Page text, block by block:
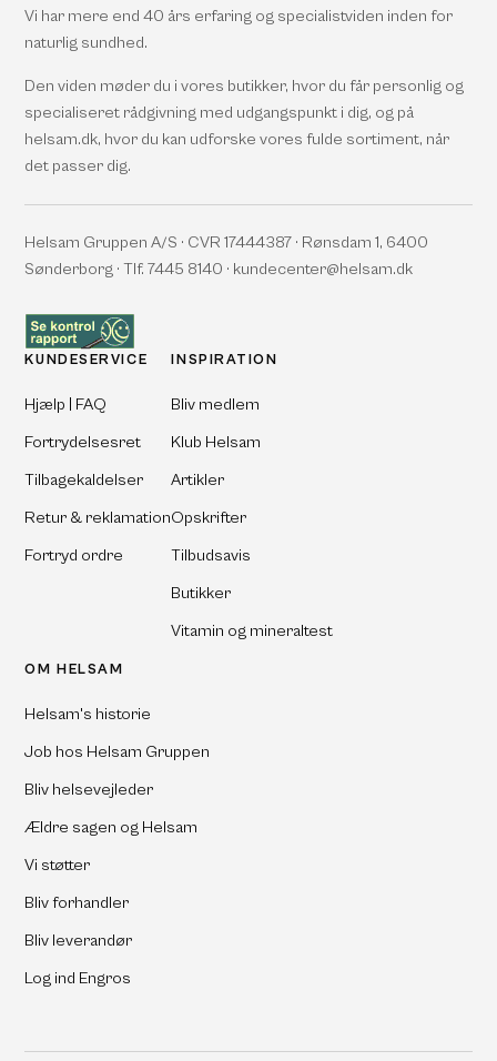
Vi har mere end 40 års erfaring og specialistviden inden for
naturlig sundhed.
Den viden møder du i vores butikker, hvor du får personlig og
specialiseret rådgivning med udgangspunkt i dig, og på
helsam.dk, hvor du kan udforske vores fulde sortiment, når
det passer dig.
Helsam Gruppen A/S · CVR 17444387 · Rønsdam 1, 6400
Sønderborg · Tlf. 7445 8140 · kundecenter@helsam.dk
KUNDESERVICE
Hjælp | FAQ
Fortrydelsesret
Tilbagekaldelser
Retur & reklamation
Fortryd ordre
INSPIRATION
Bliv medlem
Klub Helsam
Artikler
Opskrifter
Tilbudsavis
Butikker
Vitamin og mineraltest
OM HELSAM
Helsam's historie
Job hos Helsam Gruppen
Bliv helsevejleder
Ældre sagen og Helsam
Vi støtter
Bliv forhandler
Bliv leverandør
Log ind Engros